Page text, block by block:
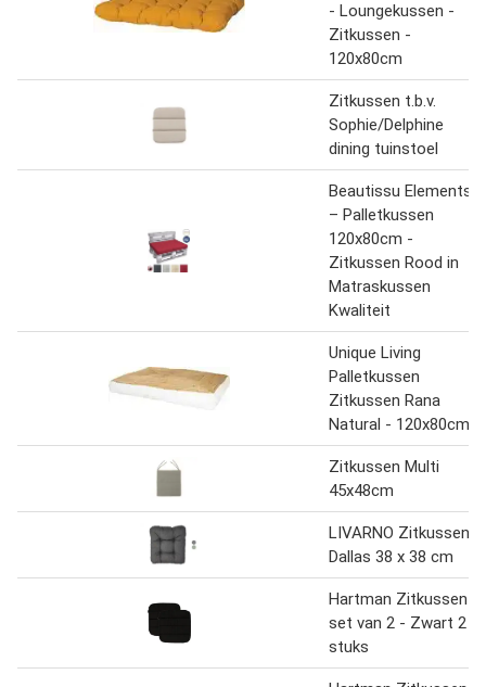
- Loungekussen -
Zitkussen -
120x80cm
Zitkussen t.b.v.
Sophie/Delphine
dining tuinstoel
Beautissu Elements
– Palletkussen
120x80cm -
Zitkussen Rood in
Matraskussen
Kwaliteit
Unique Living
Palletkussen
Zitkussen Rana
Natural - 120x80cm
Zitkussen Multi
45x48cm
LIVARNO Zitkussen
Dallas 38 x 38 cm
Hartman Zitkussen
set van 2 - Zwart 2
stuks